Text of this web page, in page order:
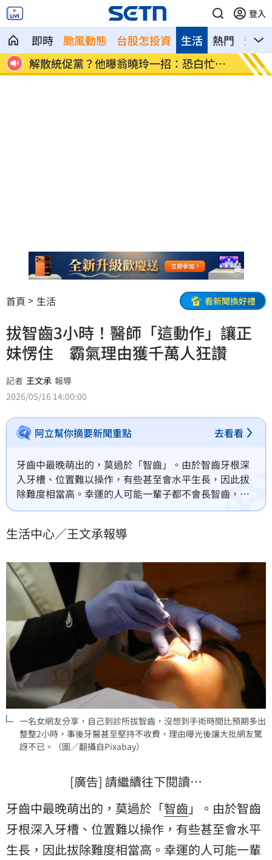
登入
即時 颱風動態 台股怎投資 熱門 影音
生活
解散統促黨？他曝翁曉玲一招：恐白忙一
場
疫苗
聲
首頁 生活 看新聞換好禮
拔智齒3小時！醫師「這動作」讓正
妹愣住 霸氣理由獲千萬人狂讚
記者 王文承 報導
2026/05/16 14:00:00
阿立幫你摘要新聞重點 去看看
牙齒中最晚萌出的，莫過於「智齒」。由於智齒牙根深
入牙槽、位置難以操作，有些甚至會水平生長，因此拔
除難度相當高。幸運的人可能一輩子都不會長智齒，但
若真的長出來，拔牙後麻醉退去的疼痛，往往令人苦不
到手術時間比預期多出整整2小時，事後牙醫甚至堅持不
生活中心／王文承報導
一名女網友分享，自己到診所拔智齒，沒想到手術時間比預期多出
整整2小時，事後牙醫甚至堅持不收費，理由曝光後讓大批網友驚
訝不已。（圖／翻攝自Pixabay）
[廣告] 請繼續往下閱讀…
牙齒中最晚萌出的，莫過於「智齒 」。由於智齒
牙根深入牙槽、位置難以操作，有些甚至會水平
生長，因此拔除難度相當高。幸運的人可能一輩